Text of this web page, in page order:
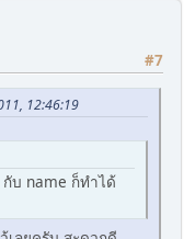
#7
12:46:19
บ name ก็ทำได้